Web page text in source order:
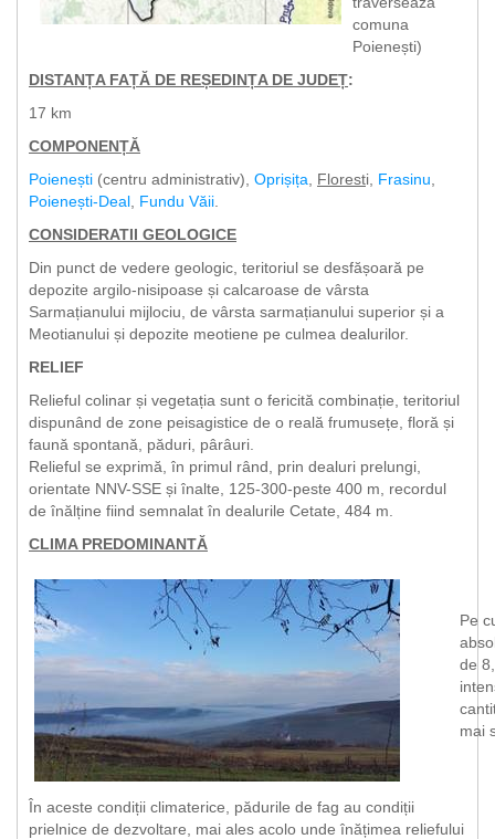
comuna
Poienești)
DISTANȚA FAȚĂ DE REȘEDINȚA DE JUDEȚ:
17 km
COMPONENȚĂ
Poienești (centru administrativ), Oprișița Floresti, Frasinu
Poienești-Deal Fundu Văii
CONSIDERATII GEOLOGICE
Din punct de vedere geologic, teritoriul se desfășoară pe
depozite argilo-nisipoase și calcaroase de vârsta
Sarmațianului mijlociu, de vârsta sarmațianului superior și a
Meotianului și depozite meotiene pe culmea dealurilor.
RELIEF
Relieful colinar și vegetația sunt o fericită combinație, teritoriul
dispunând de zone peisagistice de o reală frumusețe, floră și
faună spontană, păduri, pârâuri.
Relieful se exprimă, în primul rând, prin dealuri prelungi,
orientate NNV-SSE și înalte, 125-300-peste 400 m, recordul
de înălține fiind semnalat în dealurile Cetate, 484 m.
CLIMA PREDOMINANTĂ
Pe
de
mai
În aceste condiții climaterice, pădurile de fag au condiții
prielnice de dezvoltare, mai ales acolo unde înățimea reliefului